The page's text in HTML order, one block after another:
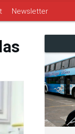
Newsletter